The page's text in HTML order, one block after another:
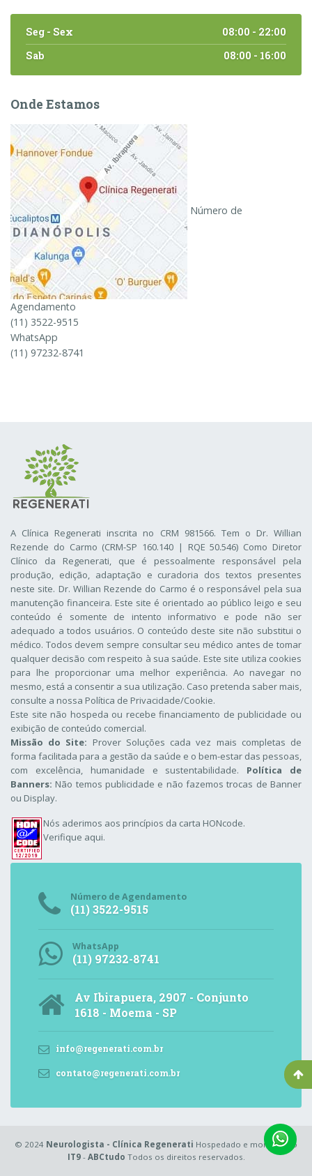
Seg - Sex
08:00 - 22:00
Sab
08:00 - 16:00
Onde Estamos
Número de
Agendamento
(11) 3522-9515
WhatsApp
(11) 97232-8741
A Clínica Regenerati inscrita no CRM 981566. Tem o Dr. Willian
Rezende do Carmo (CRM-SP 160.140 | RQE 50.546) Como Diretor
Clínico da Regenerati, que é pessoalmente responsável pela
produção, edição, adaptação e curadoria dos textos presentes
neste site. Dr. Willian Rezende do Carmo é o responsável pela sua
manutenção financeira. Este site é orientado ao público leigo e seu
conteúdo é somente de intento informativo e pode não ser
adequado a todos usuários. O conteúdo deste site não substitui o
médico. Todos devem sempre consultar seu médico antes de tomar
qualquer decisão com respeito à sua saúde. Este site utiliza cookies
para lhe proporcionar uma melhor experiência. Ao navegar no
mesmo, está a consentir a sua utilização. Caso pretenda saber mais,
consulte a nossa Política de Privacidade/Cookie.
Este site não hospeda ou recebe financiamento de publicidade ou
exibição de conteúdo comercial.
Missão do Site: Prover Soluções cada vez mais completas de
forma facilitada para a gestão da saúde e o bem-estar das pessoas,
com excelência, humanidade e sustentabilidade. Política de
Banners: Não temos publicidade e não fazemos trocas de Banner
ou Display.
Nós aderimos aos princípios da carta HONcode.
Verifique aqui.
Número de Agendamento
(11) 3522-9515
WhatsApp
(11) 97232-8741
Av Ibirapuera, 2907 - Conjunto
1618 - Moema - SP
info@regenerati.com.br
contato@regenerati.com.br
© 2024 Neurologista - Clínica Regenerati Hospedado e monitorado
IT9- ABCtudo Todos os direitos reservados.